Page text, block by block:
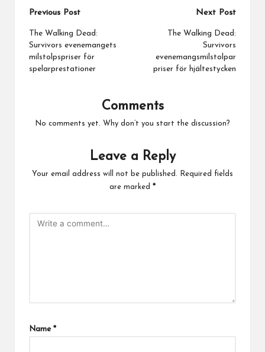
Post
navigation
Previous Post
The Walking Dead:
Survivors evenemangets
milstolpspriser för
spelarprestationer
Next Post
The Walking Dead:
Survivors
evenemangsmilstolpar
priser för hjältestycken
Comments
No comments yet. Why don’t you start the discussion?
Leave a Reply
Your email address will not be published.
Required fields
are marked *
Name *